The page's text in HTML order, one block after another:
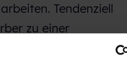
Tendenziell
zu einer
ist ein Thema